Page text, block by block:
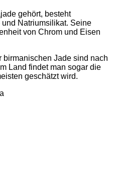
gehört, besteht
Natriumsilikat. Seine
von Chrom und Eisen
birmanischen Jade sind nach
Land findet man sogar die
geschätzt wird.